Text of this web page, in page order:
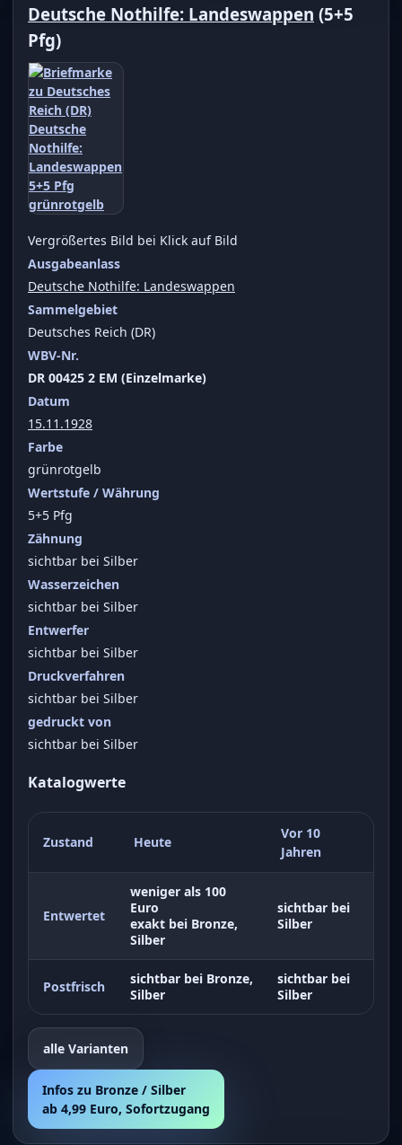
Deutsche Nothilfe: Landeswappen (5+5
Pfg)
Vergrößertes Bild bei Klick auf Bild
Ausgabeanlass
Deutsche Nothilfe: Landeswappen
Sammelgebiet
Deutsches Reich (DR)
WBV-Nr.
DR 00425 2 EM (Einzelmarke)
Datum
15.11.1928
Farbe
grünrotgelb
Wertstufe / Währung
5+5 Pfg
Zähnung
sichtbar bei Silber
Wasserzeichen
sichtbar bei Silber
Entwerfer
sichtbar bei Silber
Druckverfahren
sichtbar bei Silber
gedruckt von
sichtbar bei Silber
Katalogwerte
Zustand Heute
Vor 10
Jahren
Entwertet
weniger als 100
Euro
exakt bei Bronze,
Silber
sichtbar bei
Silber
Postfrisch
sichtbar bei Bronze,
Silber
sichtbar bei
Silber
alle Varianten
Infos zu Bronze / Silber
ab 4,99 Euro, Sofortzugang